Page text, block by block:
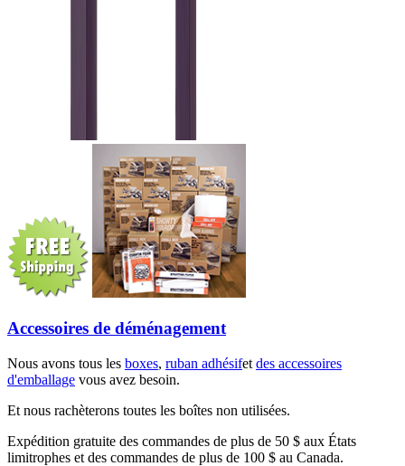
Accessoires de déménagement
Nous avons tous les boxes, ruban adhésifet des accessoires
d'emballage vous avez besoin.
Et nous rachèterons toutes les boîtes non utilisées.
Expédition gratuite des commandes de plus de 50 $ aux États
limitrophes et des commandes de plus de 100 $ au Canada.